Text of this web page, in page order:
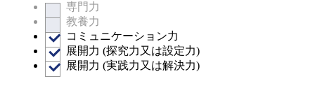
専門力
教養力
コミュニケーション力
展開力 (探究力又は設定力)
展開力 (実践力又は解決力)